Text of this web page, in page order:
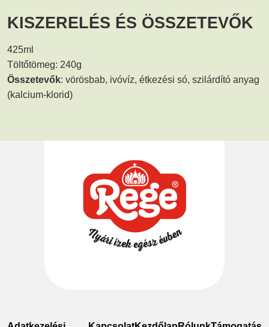
KISZERELÉS ÉS ÖSSZETEVŐK
425ml
Töltőtömeg: 240g
Összetevők: vörösbab, ivóvíz, étkezési só, szilárdító anyag
(kalcium-klorid)